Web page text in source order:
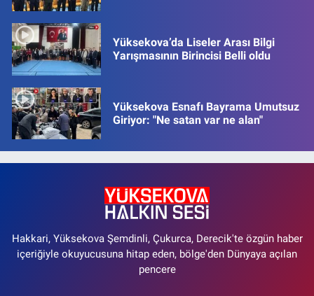
Yüksekova’da Liseler Arası Bilgi
Yarışmasının Birincisi Belli oldu
Yüksekova Esnafı Bayrama Umutsuz
Giriyor: "Ne satan var ne alan"
Hakkari, Yüksekova Şemdinli, Çukurca, Derecik'te özgün haber
içeriğiyle okuyucusuna hitap eden, bölge'den Dünyaya açılan
pencere